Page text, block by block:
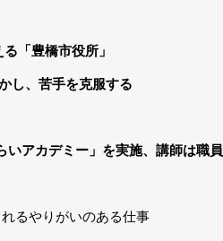
「豊橋市役所」
し、苦手を克服する
いアカデミー」を実施、講師は職員
るやりがいのある仕事